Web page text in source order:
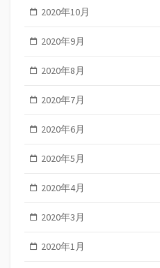
2020年10月
2020年9月
2020年8月
2020年7月
2020年6月
2020年5月
2020年4月
2020年3月
2020年1月